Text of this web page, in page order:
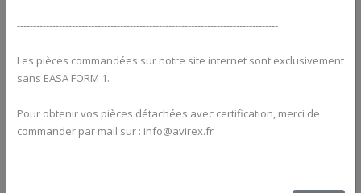
Alternators
---------------------------------------------------------------------------------
Les pièces commandées sur notre site internet sont exclusivement
sans EASA FORM 1.
Pour obtenir vos pièces détachées avec certification, merci de
commander par mail sur : info@avirex.fr